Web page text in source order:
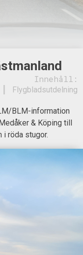
Innehåll:
Flygbladsutdelning
BLM-information
& Köping till
i röda stugor.